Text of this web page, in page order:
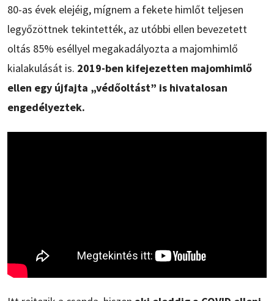
80-as évek elejéig, mígnem a fekete himlőt teljesen
legyőzöttnek tekintették, az utóbbi ellen bevezetett
oltás 85% eséllyel megakadályozta a majomhimlő
kialakulását is. 2019-ben kifejezetten majomhimlő
ellen egy újfajta „védőoltást” is hivatalosan
engedélyeztek.